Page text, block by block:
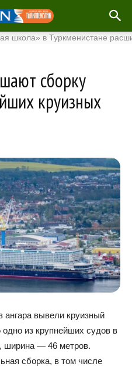
в Туркменистане расширяет
сборку
круизных
ангара вывели круизный
из крупнейших судов в
ширина — 46 метров.
сборка, в том числе